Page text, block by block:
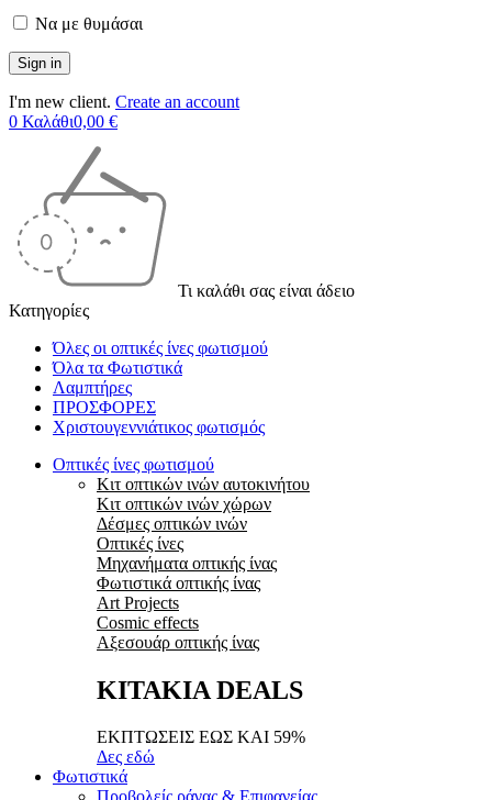
Να με θυμάσαι
I'm new client. Create an account
0 Καλάθι0,00 €
Τι καλάθι σας είναι άδειο
Κατηγορίες
Όλες οι οπτικές ίνες φωτισμού
Όλα τα Φωτιστικά
Λαμπτήρες
ΠΡΟΣΦΟΡΕΣ
Χριστουγεννιάτικος φωτισμός
Οπτικές ίνες φωτισμού
Κιτ οπτικών ινών αυτοκινήτου
Κιτ οπτικών ινών χώρων
Δέσμες οπτικών ινών
Οπτικές ίνες
Μηχανήματα οπτικής ίνας
Φωτιστικά οπτικής ίνας
Art Projects
Cosmic effects
Αξεσουάρ οπτικής ίνας
ΚΙΤΑΚΙΑ DEALS
ΕΚΠΤΩΣΕΙΣ ΕΩΣ ΚΑΙ 59%
Δες εδώ
Φωτιστικά
Προβολείς ράγας & Επιφανείας